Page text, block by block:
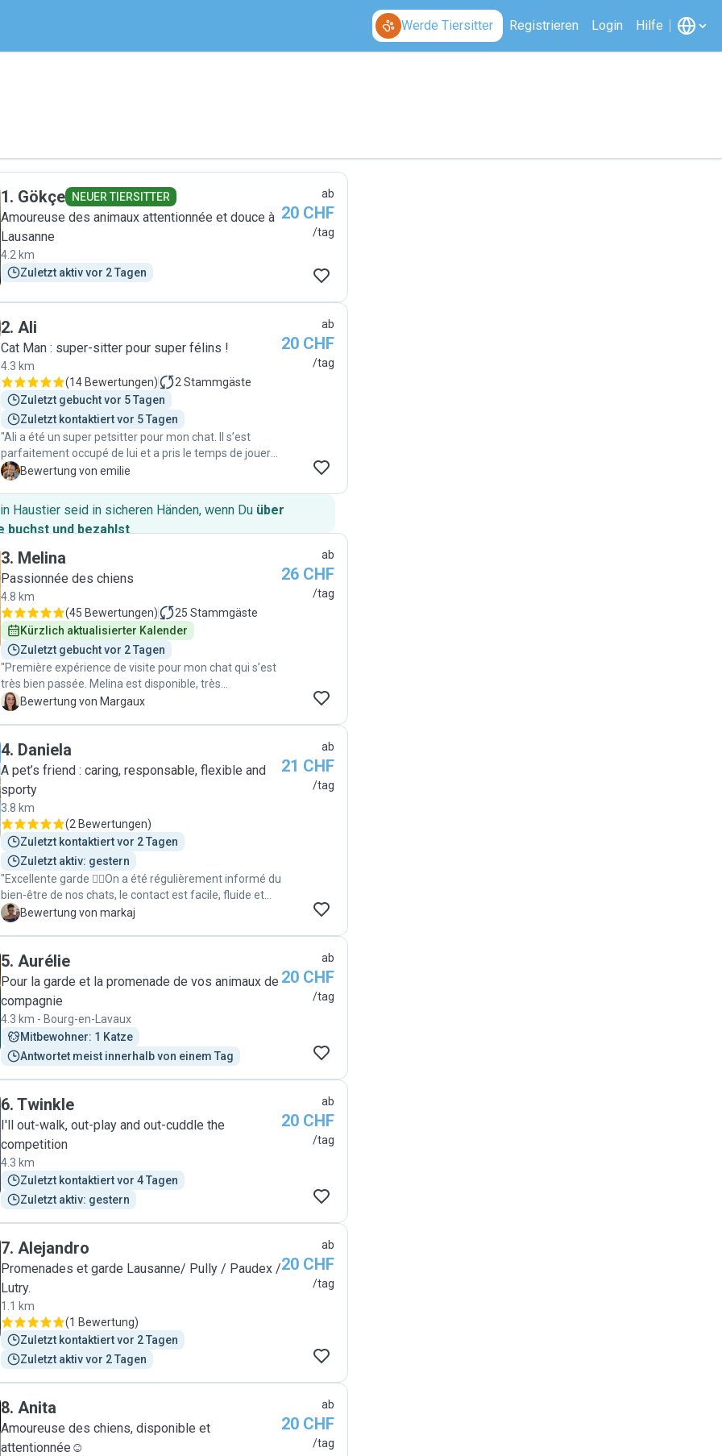
Werde Tiersitter Registrieren Login Hilfe
1. Gökçe NEUER TIERSITTER
Amoureuse des animaux attentionnée et douce à
Lausanne
4.2 km
Zuletzt aktiv vor 2 Tagen
ab
20 CHF
/tag
2. Ali
Cat Man : super-sitter pour super félins !
4.3 km
(14 Bewertungen) 2 Stammgäste
Zuletzt gebucht vor 5 Tagen
Zuletzt kontaktiert vor 5 Tagen
"Ali a été un super petsitter pour mon chat. Il s’est
parfaitement occupé de lui et a pris le temps de jouer
avec lui à chaque visite. Il a su me mettre en confiance
recommande les yeux fermés."
E Bewertung von emilie
ab
20 CHF
/tag
Haustier seid in sicheren Händen, wenn Du über
buchst und bezahlst.
3. Melina
Passionnée des chiens
4.8 km
(45 Bewertungen) 25 Stammgäste
Kürzlich aktualisierter Kalender
Zuletzt gebucht vor 2 Tagen
"Première expérience de visite pour mon chat qui s’est
très bien passée. Melina est disponible, très
arrangeante et sympathique. Elle m’a donné des
recommande Melina pour s’occuper de vos animaux
lors de vos absences. "
M Bewertung von Margaux
ab
26 CHF
/tag
4. Daniela
A pet’s friend : caring, responsable, flexible and
sporty
3.8 km
(2 Bewertungen)
Zuletzt kontaktiert vor 2 Tagen
Zuletzt aktiv: gestern
"Excellente garde 👍🏻On a été régulièrement informé du
bien-être de nos chats, le contact est facile, fluide et
rapide. Je recommande cette catsitteuse 😇"
M Bewertung von markaj
ab
21 CHF
/tag
5. Aurélie
Pour la garde et la promenade de vos animaux de
compagnie
4.3 km - Bourg-en-Lavaux
Mitbewohner: 1 Katze
Antwortet meist innerhalb von einem Tag
ab
20 CHF
/tag
6. Twinkle
I'll out-walk, out-play and out-cuddle the
competition
4.3 km
Zuletzt kontaktiert vor 4 Tagen
Zuletzt aktiv: gestern
ab
20 CHF
/tag
7. Alejandro
Promenades et garde Lausanne/ Pully / Paudex /
Lutry.
1.1 km
(1 Bewertung)
Zuletzt kontaktiert vor 2 Tagen
Zuletzt aktiv vor 2 Tagen
ab
20 CHF
/tag
8. Anita
Amoureuse des chiens, disponible et
attentionnée☺️
ab
20 CHF
/tag